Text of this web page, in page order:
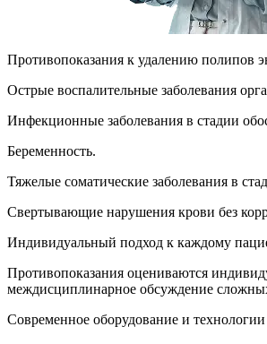
Противопоказания к удалению полипов
Острые воспалительные заболевания
Инфекционные заболевания в стадии
Беременность.
Тяжелые соматические заболевания в
Свертывающие нарушения крови без
Индивидуальный подход к каждому
Противопоказания оцениваются
междисциплинарное обсуждение
Современное оборудование и технологии